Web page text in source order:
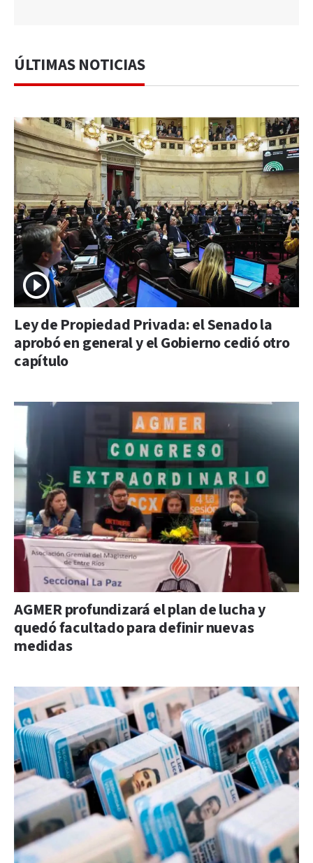
ÚLTIMAS NOTICIAS
Ley de Propiedad Privada: el Senado la
aprobó en general y el Gobierno cedió otro
capítulo
AGMER profundizará el plan de lucha y
quedó facultado para definir nuevas
medidas